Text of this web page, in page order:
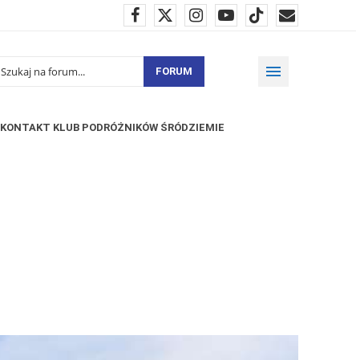
FORUM
KONTAKT KLUB PODRÓŻNIKÓW ŚRÓDZIEMIE